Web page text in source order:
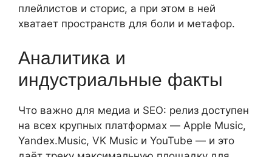
плейлистов и сторис, а при этом в ней
хватает пространств для боли и метафор.
Аналитика и
индустриальные факты
Что важно для медиа и SEO: релиз доступен
на всех крупных платформах — Apple Music,
Yandex.Music, VK Music и YouTube — и это